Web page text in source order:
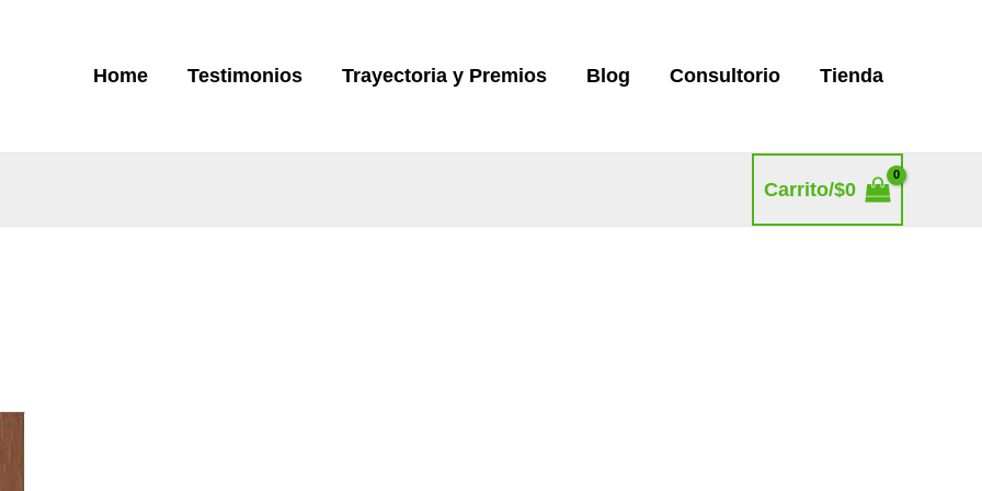
Home Testimonios Trayectoria y Premios Blog Consultorio Tienda
Carrito/$0